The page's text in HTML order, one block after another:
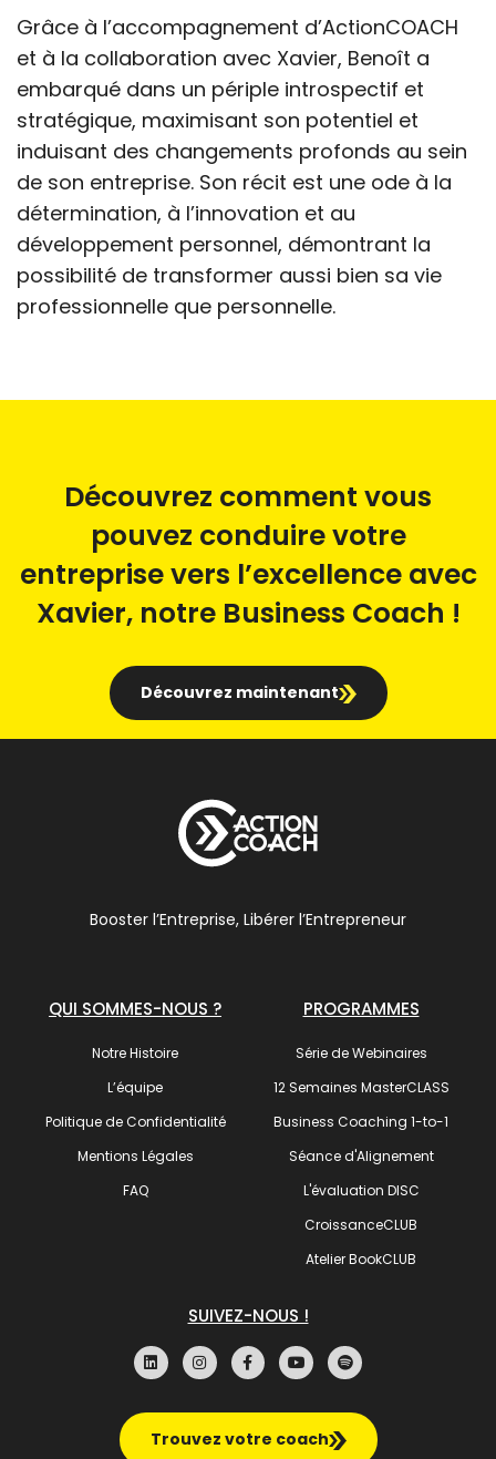
Grâce à l’accompagnement d’ActionCOACH
et à la collaboration avec Xavier, Benoît a
embarqué dans un périple introspectif et
stratégique, maximisant son potentiel et
induisant des changements profonds au sein
de son entreprise. Son récit est une ode à la
détermination, à l’innovation et au
développement personnel, démontrant la
possibilité de transformer aussi bien sa vie
professionnelle que personnelle.
Découvrez comment vous
pouvez conduire votre
entreprise vers l’excellence avec
Xavier, notre Business Coach !
Découvrez maintenant
Booster l’Entreprise, Libérer l’Entrepreneur
QUI SOMMES-NOUS ?
Notre Histoire
L’équipe
Politique de Confidentialité
Mentions Légales
FAQ
PROGRAMMES
Série de Webinaires
12 Semaines MasterCLASS
Business Coaching 1-to-1
Séance d'Alignement
L'évaluation DISC
CroissanceCLUB
Atelier BookCLUB
SUIVEZ-NOUS !
Trouvez votre coach